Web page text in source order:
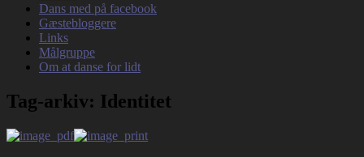
Dans med på facebook
Gæstebloggere
Links
Målgruppe
Om at danse for lidt
Tag-arkiv: Identitet